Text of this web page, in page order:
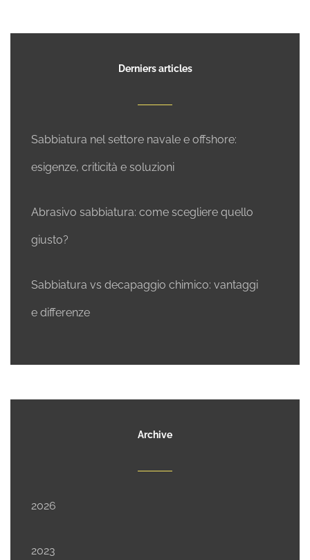
Derniers articles
Sabbiatura nel settore navale e offshore:
esigenze, criticità e soluzioni
Abrasivo sabbiatura: come scegliere quello
giusto?
Sabbiatura vs decapaggio chimico: vantaggi
e differenze
Archive
2026
2023